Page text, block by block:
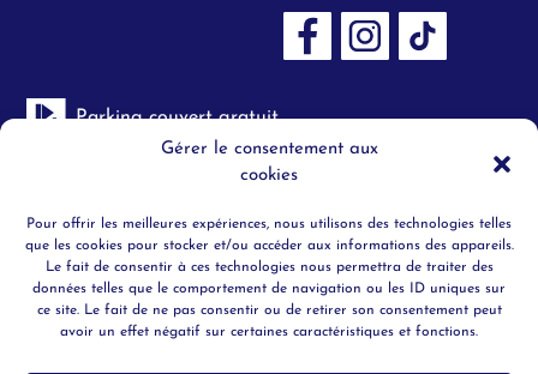
Gérer le consentement aux
cookies
Pour offrir les meilleures expériences, nous utilisons des technologies telles
que les cookies pour stocker et/ou accéder aux informations des appareils.
Le fait de consentir à ces technologies nous permettra de traiter des
données telles que le comportement de navigation ou les ID uniques sur
ce site. Le fait de ne pas consentir ou de retirer son consentement peut
avoir un effet négatif sur certaines caractéristiques et fonctions.
Parking couvert gratuit
Objets trouvés
Securité